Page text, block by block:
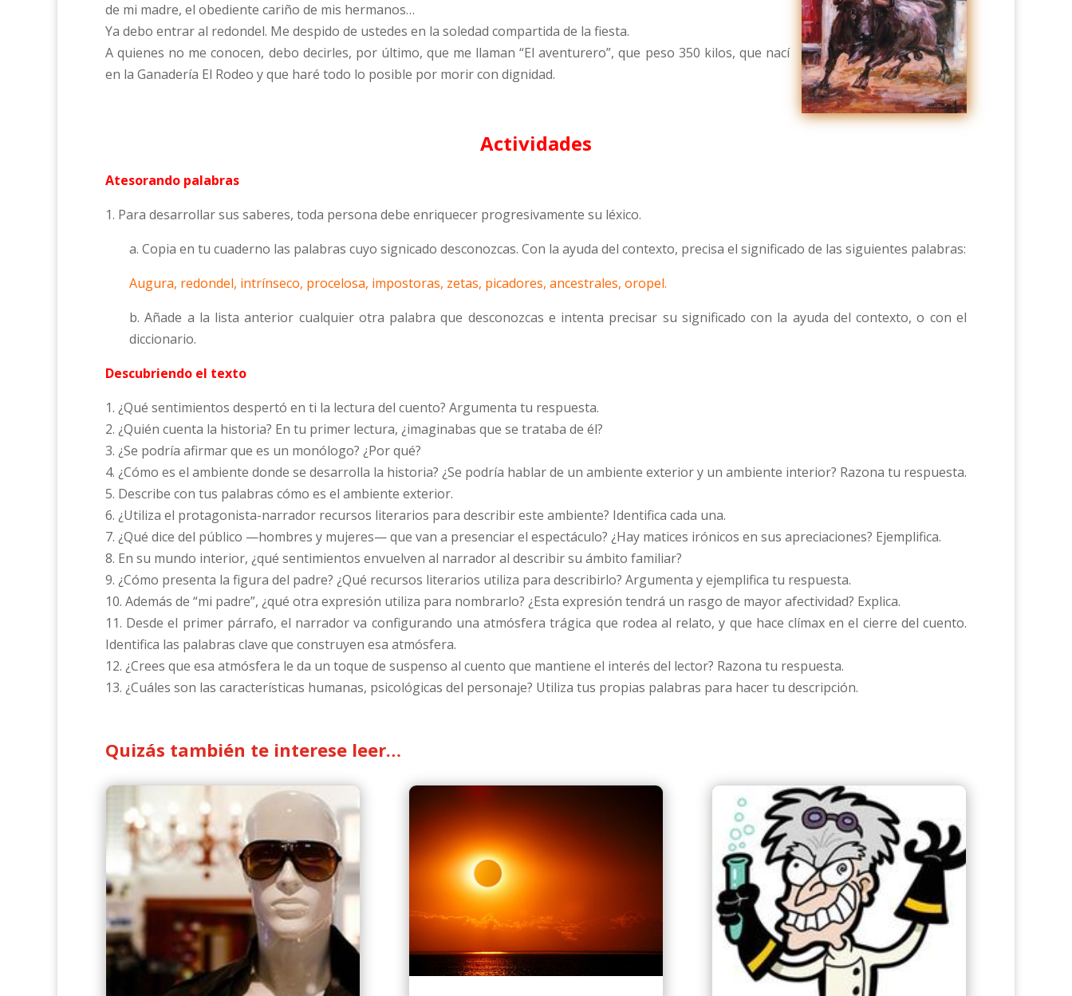
de mi madre, el obediente cariño de mis hermanos…
Ya debo entrar al redondel. Me despido de ustedes en la soledad compartida de la fiesta.
A quienes no me conocen, debo decirles, por último, que me llaman “El aventurero”, que peso 350 kilos, que nací
en la Ganadería El Rodeo y que haré todo lo posible por morir con dignidad.
Actividades
Atesorando palabras
1. Para desarrollar sus saberes, toda persona debe enriquecer progresivamente su léxico.
a. Copia en tu cuaderno las palabras cuyo signicado desconozcas. Con la ayuda del contexto, precisa el significado de las siguientes palabras:
Augura, redondel, intrínseco, procelosa, impostoras, zetas, picadores, ancestrales, oropel.
b. Añade a la lista anterior cualquier otra palabra que desconozcas e intenta precisar su significado con la ayuda del contexto, o con el
diccionario.
Descubriendo el texto
1. ¿Qué sentimientos despertó en ti la lectura del cuento? Argumenta tu respuesta.
2. ¿Quién cuenta la historia? En tu primer lectura, ¿imaginabas que se trataba de él?
3. ¿Se podría afirmar que es un monólogo? ¿Por qué?
4. ¿Cómo es el ambiente donde se desarrolla la historia? ¿Se podría hablar de un ambiente exterior y un ambiente interior? Razona tu respuesta.
5. Describe con tus palabras cómo es el ambiente exterior.
6. ¿Utiliza el protagonista-narrador recursos literarios para describir este ambiente? Identifica cada una.
7. ¿Qué dice del público —hombres y mujeres— que van a presenciar el espectáculo? ¿Hay matices irónicos en sus apreciaciones? Ejemplifica.
8. En su mundo interior, ¿qué sentimientos envuelven al narrador al describir su ámbito familiar?
9. ¿Cómo presenta la figura del padre? ¿Qué recursos literarios utiliza para describirlo? Argumenta y ejemplifica tu respuesta.
10. Además de “mi padre”, ¿qué otra expresión utiliza para nombrarlo? ¿Esta expresión tendrá un rasgo de mayor afectividad? Explica.
11. Desde el primer párrafo, el narrador va configurando una atmósfera trágica que rodea al relato, y que hace clímax en el cierre del cuento.
Identifica las palabras clave que construyen esa atmósfera.
12. ¿Crees que esa atmósfera le da un toque de suspenso al cuento que mantiene el interés del lector? Razona tu respuesta.
13. ¿Cuáles son las características humanas, psicológicas del personaje? Utiliza tus propias palabras para hacer tu descripción.
Quizás también te interese leer…